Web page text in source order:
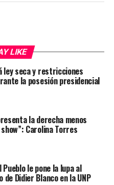
LIKE
ley seca y restricciones
la posesión presidencial
la derecha menos
Carolina Torres
le pone la lupa al
de Didier Blanco en la UNP